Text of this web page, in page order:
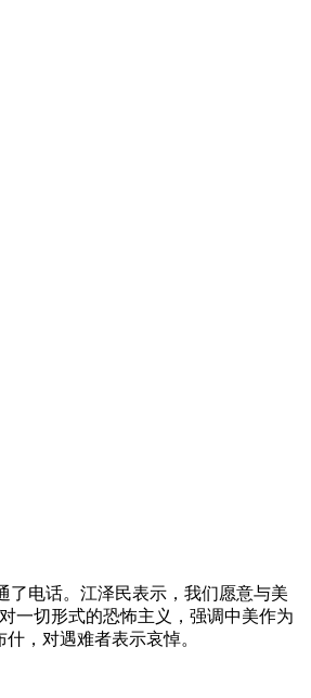
电话。江泽民表示，我们愿意与美
一切形式的恐怖主义，强调中美作为
，对遇难者表示哀悼。